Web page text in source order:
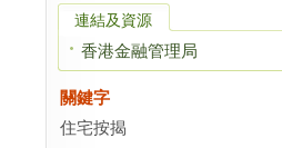
連結及資源
香港金融管理局
關鍵字
住宅按揭